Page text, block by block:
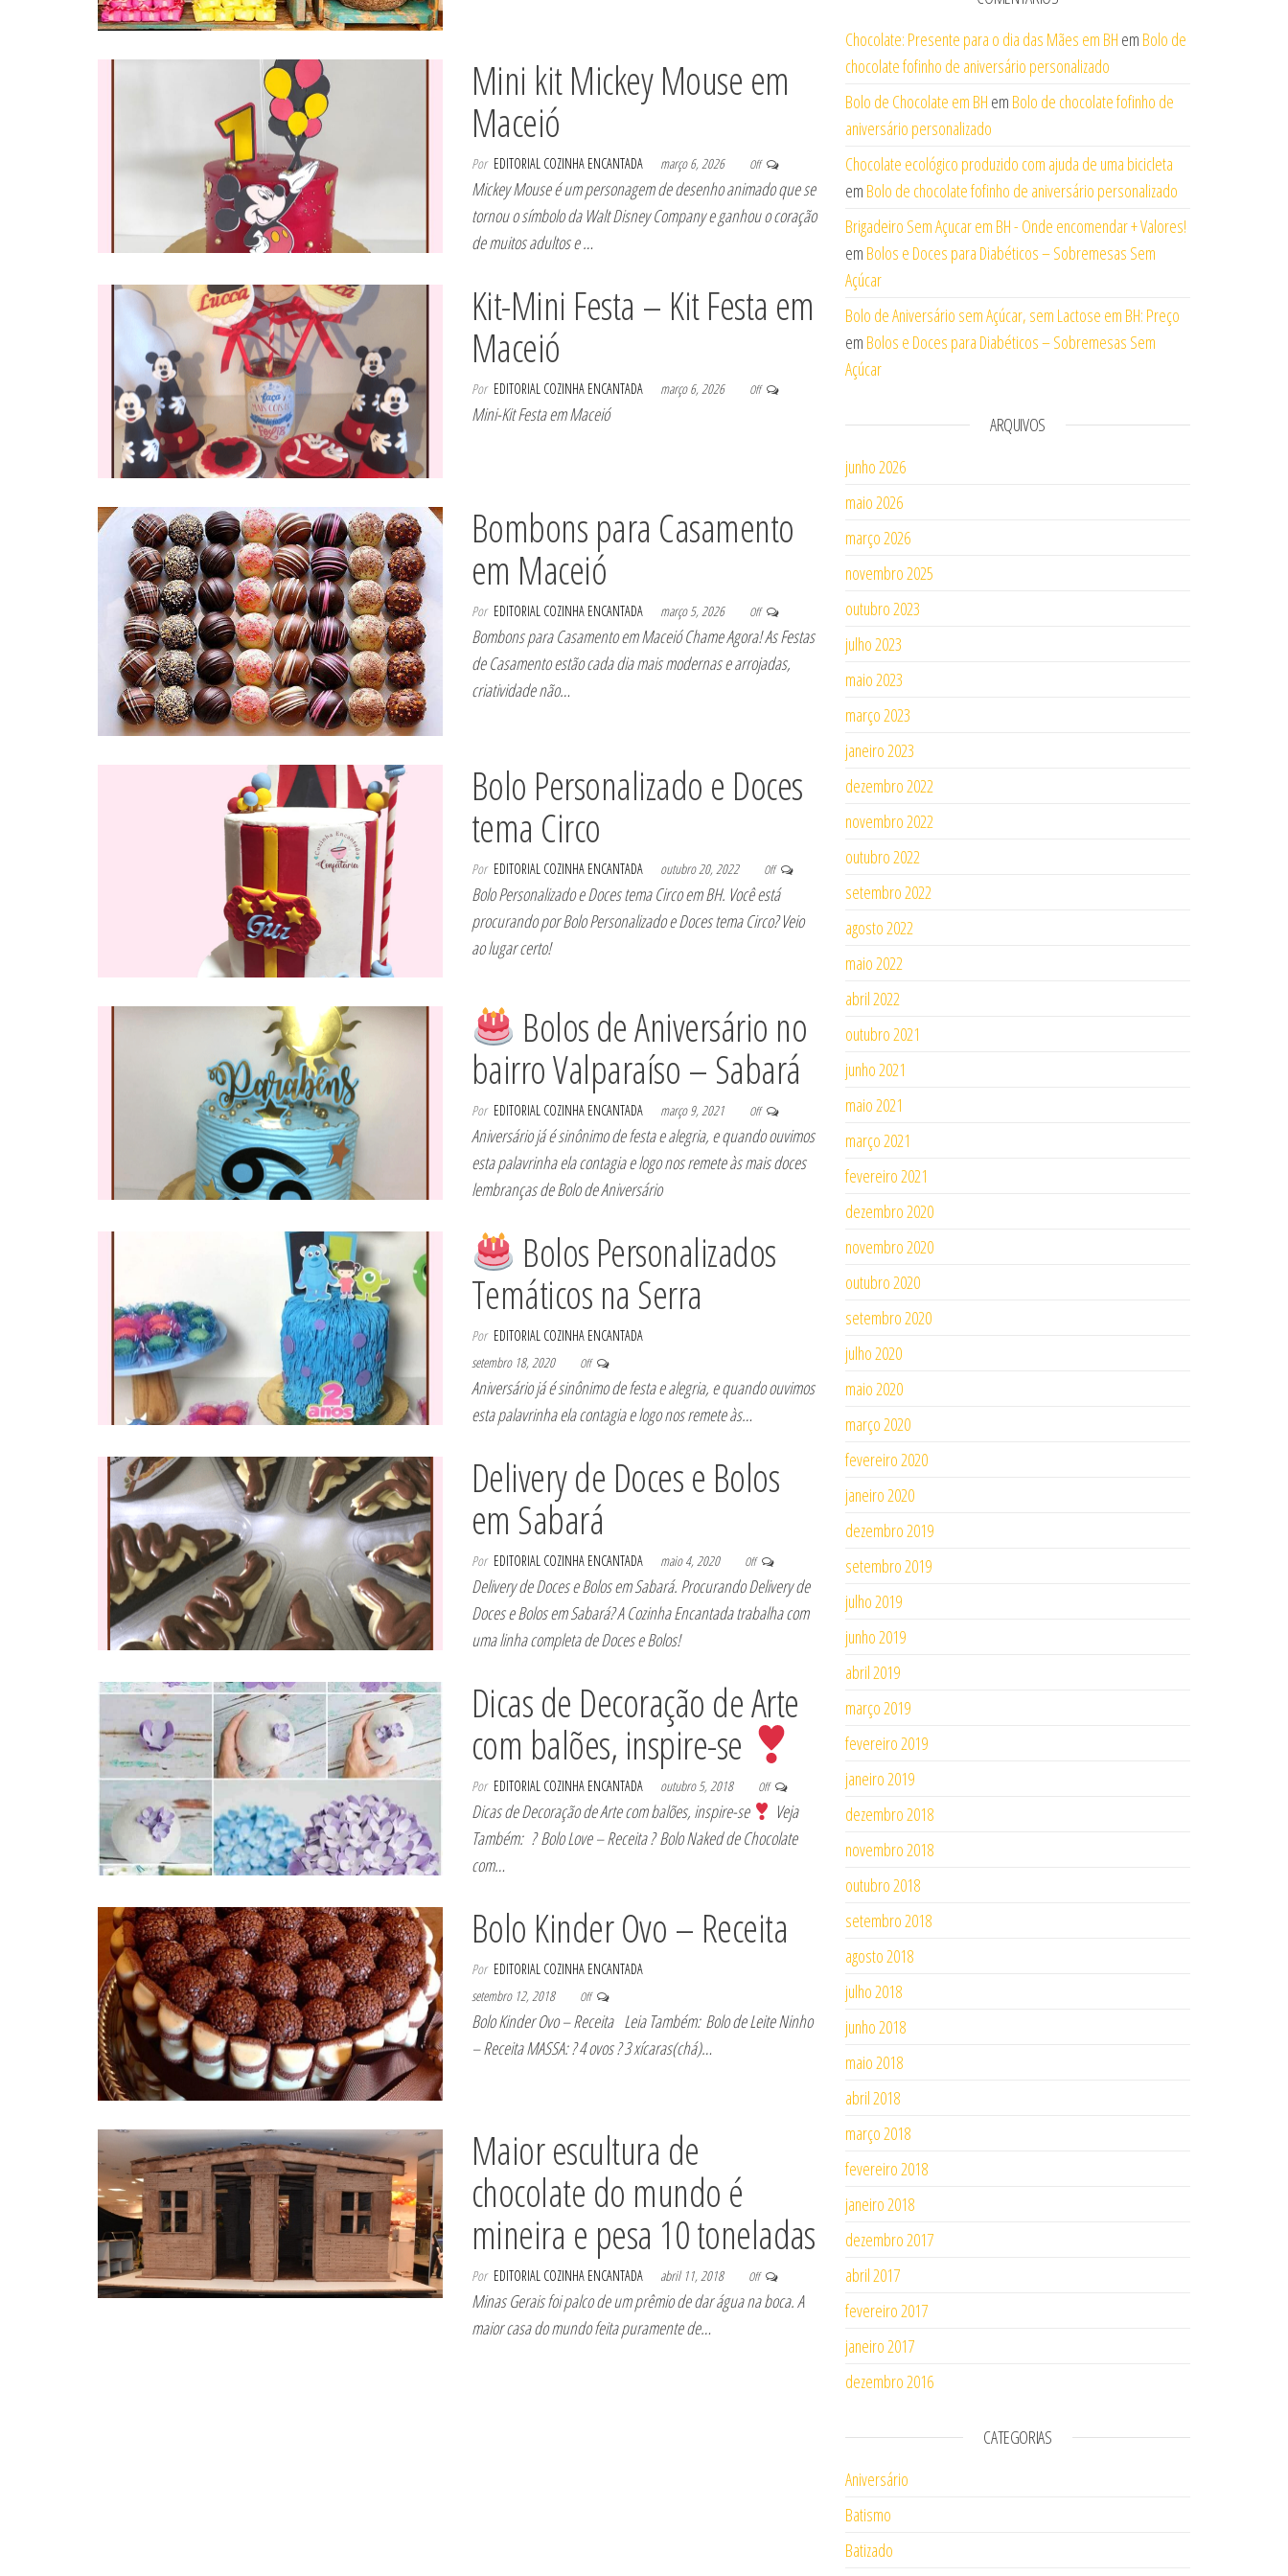
Mini kit Mickey Mouse em
Maceió
Por EDITORIAL COZINHA ENCANTADA março 6, 2026 Off
Mickey Mouse é um personagem de desenho animado que se
tornou o símbolo da Walt Disney Company e ganhou o coração
de muitos adultos e …
Kit-Mini Festa – Kit Festa em
Maceió
Por EDITORIAL COZINHA ENCANTADA março 6, 2026 Off
Mini-Kit Festa em Maceió
Bombons para Casamento
em Maceió
Por EDITORIAL COZINHA ENCANTADA março 5, 2026 Off
Bombons para Casamento em Maceió Chame Agora! As Festas
de Casamento estão cada dia mais modernas e arrojadas,
criatividade não…
Bolo Personalizado e Doces
tema Circo
Por EDITORIAL COZINHA ENCANTADA outubro 20, 2022 Off
Bolo Personalizado e Doces tema Circo em BH. Você está
procurando por Bolo Personalizado e Doces tema Circo? Veio
ao lugar certo!
Bolos de Aniversário no
bairro Valparaíso – Sabará
Por EDITORIAL COZINHA ENCANTADA março 9, 2021 Off
Aniversário já é sinônimo de festa e alegria, e quando ouvimos
esta palavrinha ela contagia e logo nos remete às mais doces
lembranças de Bolo de Aniversário
Bolos Personalizados
Temáticos na Serra
Por EDITORIAL COZINHA ENCANTADA
setembro 18, 2020
Off
Aniversário já é sinônimo de festa e alegria, e quando ouvimos
esta palavrinha ela contagia e logo nos remete às…
Delivery de Doces e Bolos
em Sabará
Por EDITORIAL COZINHA ENCANTADA maio 4, 2020 Off
Delivery de Doces e Bolos em Sabará. Procurando Delivery de
Doces e Bolos em Sabará? A Cozinha Encantada trabalha com
uma linha completa de Doces e Bolos!
Dicas de Decoração de Arte
com balões, inspire-se
Por EDITORIAL COZINHA ENCANTADA outubro 5, 2018 Off
Dicas de Decoração de Arte com balões, inspire-se
Veja
Também: ? Bolo Love – Receita ? Bolo Naked de Chocolate
com…
Bolo Kinder Ovo – Receita
Por EDITORIAL COZINHA ENCANTADA
setembro 12, 2018
Off
Bolo Kinder Ovo – Receita Leia Também: Bolo de Leite Ninho
– Receita MASSA: ? 4 ovos ? 3 xícaras(chá)…
Maior escultura de
chocolate do mundo é
mineira e pesa 10 toneladas
Por EDITORIAL COZINHA ENCANTADA abril 11, 2018 Off
Minas Gerais foi palco de um prêmio de dar água na boca. A
maior casa do mundo feita puramente de…
Chocolate: Presente para o dia das Mães em BH em Bolo de
chocolate fofinho de aniversário personalizado
Bolo de Chocolate em BH em Bolo de chocolate fofinho de
aniversário personalizado
Chocolate ecológico produzido com ajuda de uma bicicleta
em Bolo de chocolate fofinho de aniversário personalizado
Brigadeiro Sem Açucar em BH - Onde encomendar + Valores!
em Bolos e Doces para Diabéticos – Sobremesas Sem
Açúcar
Bolo de Aniversário sem Açúcar, sem Lactose em BH: Preço
em Bolos e Doces para Diabéticos – Sobremesas Sem
Açúcar
ARQUIVOS
junho 2026
maio 2026
março 2026
novembro 2025
outubro 2023
julho 2023
maio 2023
março 2023
janeiro 2023
dezembro 2022
novembro 2022
outubro 2022
setembro 2022
agosto 2022
maio 2022
abril 2022
outubro 2021
junho 2021
maio 2021
março 2021
fevereiro 2021
dezembro 2020
novembro 2020
outubro 2020
setembro 2020
julho 2020
maio 2020
março 2020
fevereiro 2020
janeiro 2020
dezembro 2019
setembro 2019
julho 2019
junho 2019
abril 2019
março 2019
fevereiro 2019
janeiro 2019
dezembro 2018
novembro 2018
outubro 2018
setembro 2018
agosto 2018
julho 2018
junho 2018
maio 2018
abril 2018
março 2018
fevereiro 2018
janeiro 2018
dezembro 2017
abril 2017
fevereiro 2017
janeiro 2017
dezembro 2016
CATEGORIAS
Aniversário
Batismo
Batizado